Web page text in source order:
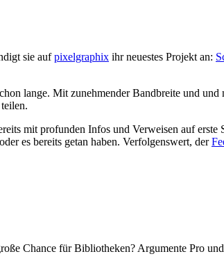
sie aufpixelgraphix ihr neuestes Projekt an:
lange. Mit zunehmender Bandbreite und und
mit profunden Infos und Verweisen auf erste
es bereits getan haben. Verfolgenswert, der
Chance für Bibliotheken? Argumente Pro